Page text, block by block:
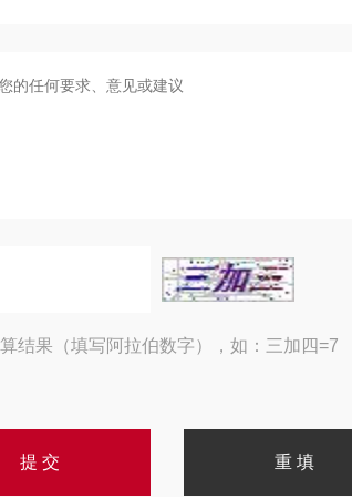
结果（填写阿拉伯数字），如：三加四=7